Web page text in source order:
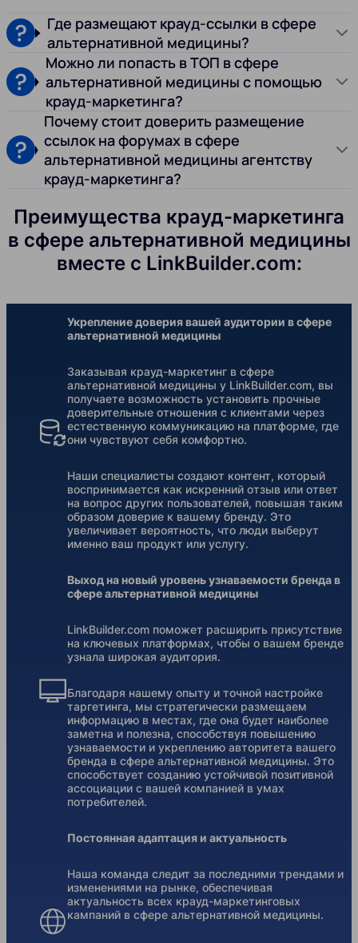
Где размещают крауд-ссылки в сфере
альтернативной медицины?
Можно ли попасть в ТОП в сфере
альтернативной медицины с помощью
крауд-маркетинга?
Почему стоит доверить размещение
ссылок на форумах в сфере
альтернативной медицины агентству
крауд-маркетинга?
Преимущества крауд-маркетинга
в сфере альтернативной медицины
вместе с LinkBuilder.com:
Укрепление доверия вашей аудитории в сфере
альтернативной медицины
Заказывая крауд-маркетинг в сфере
альтернативной медицины у LinkBuilder.com, вы
получаете возможность установить прочные
доверительные отношения с клиентами через
естественную коммуникацию на платформе, где
они чувствуют себя комфортно.
Наши специалисты создают контент, который
воспринимается как искренний отзыв или ответ
на вопрос других пользователей, повышая таким
образом доверие к вашему бренду. Это
увеличивает вероятность, что люди выберут
именно ваш продукт или услугу.
Выход на новый уровень узнаваемости бренда в
сфере альтернативной медицины
LinkBuilder.com поможет расширить присутствие
на ключевых платформах, чтобы о вашем бренде
узнала широкая аудитория.
Благодаря нашему опыту и точной настройке
таргетинга, мы стратегически размещаем
информацию в местах, где она будет наиболее
заметна и полезна, способствуя повышению
узнаваемости и укреплению авторитета вашего
бренда в сфере альтернативной медицины. Это
способствует созданию устойчивой позитивной
ассоциации с вашей компанией в умах
потребителей.
Постоянная адаптация и актуальность
Наша команда следит за последними трендами и
изменениями на рынке, обеспечивая
актуальность всех крауд-маркетинговых
кампаний в сфере альтернативной медицины.